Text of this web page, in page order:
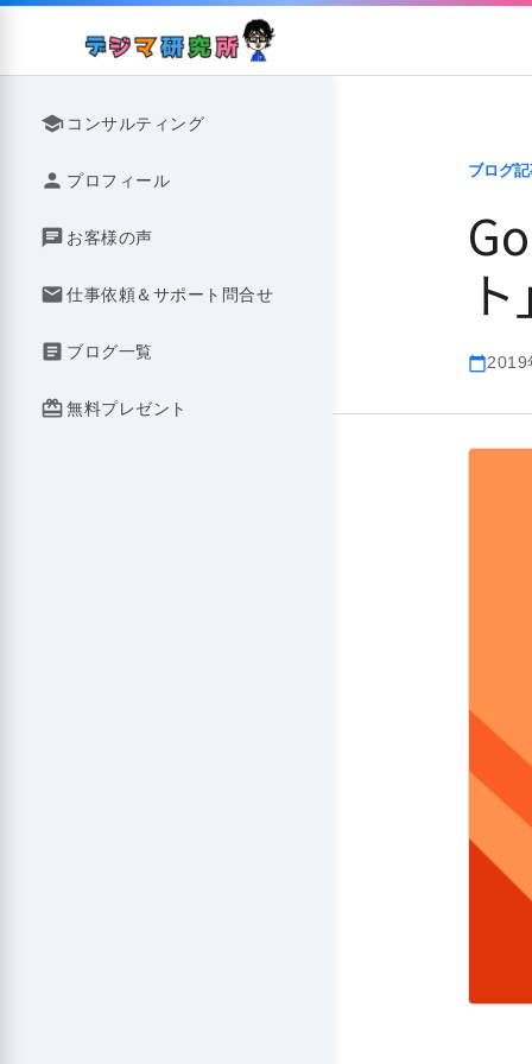
Skip
school コンサルティング
person プロフィール
chat お客様の声
mail仕事依頼＆サポート問合せ
article ブログ一覧
redeem無料プレゼント
ブログ
calendar_today2019